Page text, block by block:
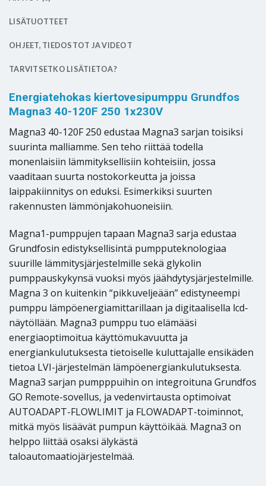
LISÄTUOTTEET
OHJEET, TIEDOSTOT JA VIDEOT
TARVITSETKO LISÄTIETOA?
Energiatehokas kiertovesipumppu Grundfos
Magna3 40-120F 250 1x230V
Magna3 40-120F 250 edustaa Magna3 sarjan toisiksi
suurinta malliamme. Sen teho riittää todella
monenlaisiin lämmityksellisiin kohteisiin, jossa
vaaditaan suurta nostokorkeutta ja joissa
laippakiinnitys on eduksi. Esimerkiksi suurten
rakennusten lämmönjakohuoneisiin.
Magna1-pumppujen tapaan Magna3 sarja edustaa
Grundfosin edistyksellisintä pumpputeknologiaa
suurille lämmitysjärjestelmille sekä glykolin
pumppauskykynsä vuoksi myös jäähdytysjärjestelmille.
Magna 3 on kuitenkin “pikkuveljeään” edistyneempi
pumppu lämpöenergiamittarillaan ja digitaalisella lcd-
näytöllään. Magna3 pumppu tuo elämääsi
energiaoptimoitua käyttömukavuutta ja
energiankulutuksesta tietoiselle kuluttajalle ensikäden
tietoa LVI-järjestelmän lämpöenergiankulutuksesta.
Magna3 sarjan pumpppuihin on integroituna Grundfos
GO Remote-sovellus, ja vedenvirtausta optimoivat
AUTOADAPT-FLOWLIMIT ja FLOWADAPT-toiminnot,
mitkä myös lisäävät pumpun käyttöikää. Magna3 on
helppo liittää osaksi älykästä
taloautomaatiojärjestelmää.